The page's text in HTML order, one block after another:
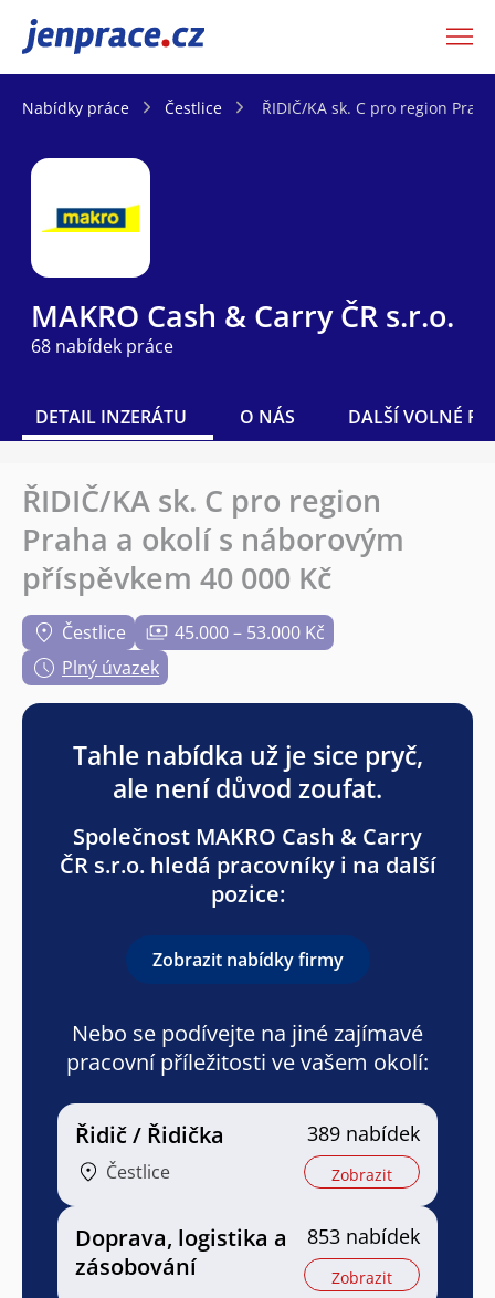
JenPráce.cz
Nabídky práce Čestlice ŘIDIČ/KA sk. C pro region
MAKRO Cash & Carry ČR s.r.o.
68 nabídek práce
DETAIL INZERÁTU O NÁS DALŠÍ VOLNÉ
ŘIDIČ/KA sk. C pro region
Praha a okolí s náborovým
příspěvkem 40 000 Kč
Čestlice
45.000 – 53.000 Kč
Plný úvazek
Tahle nabídka už je sice pryč,
ale není důvod zoufat.
Společnost MAKRO Cash & Carry
ČR s.r.o. hledá pracovníky i na další
pozice:
Zobrazit nabídky firmy
Nebo se podívejte na jiné zajímavé
pracovní příležitosti ve vašem okolí:
Řidič / Řidička
Čestlice
389 nabídek
Zobrazit
Doprava, logistika a
zásobování
853 nabídek
Zobrazit